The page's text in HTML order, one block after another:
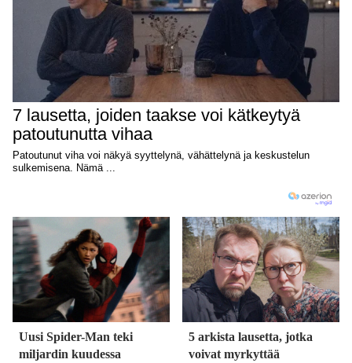
Uusi Spider-Man teki
miljardin kuudessa
5 arkista lausetta, jotka
voivat myrkyttää